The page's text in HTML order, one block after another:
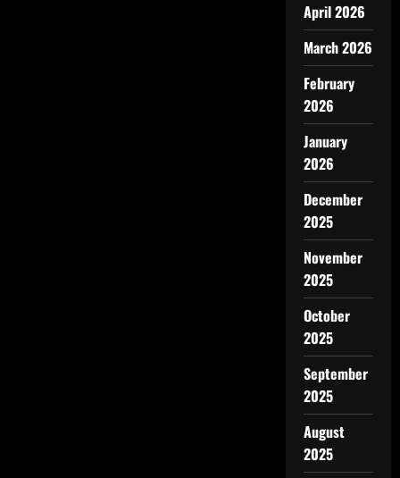
April 2026
March 2026
February
2026
January
2026
December
2025
November
2025
October
2025
September
2025
August
2025